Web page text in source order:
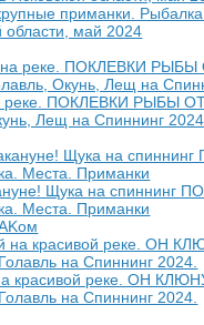
приманки. Рыбалка
области, май 2024
реке. ПОКЛЕВКИ РЫБЫ
Лещ на Спиннинг 2024
Щука на спиннинг
Места. Приманки
красивой реке. ОН
на Спиннинг 2024.